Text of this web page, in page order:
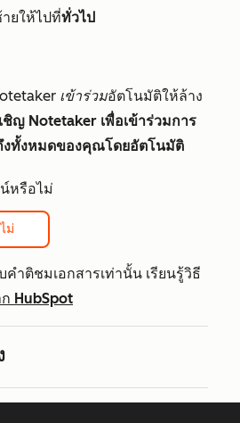
ยให้ไปที่ทั่วไป
เข้าร่วมอัตโนมัติให้ล้าง
เชิญ Notetaker เพื่อเข้าร่วมการ
งทั้งหมดของคุณโดยอัตโนมัติ
หรือไม่
ไม่
ำติชมเอกสารเท่านั้น เรียนรู้วิธี
HubSpot